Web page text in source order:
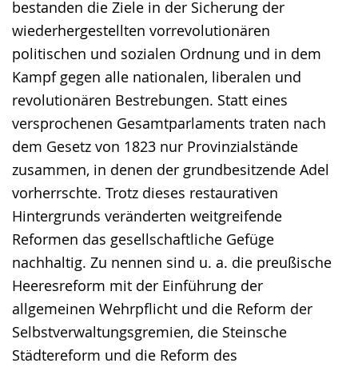
bestanden die Ziele in der Sicherung der
wiederhergestellten vorrevolutionären
politischen und sozialen Ordnung und in dem
Kampf gegen alle nationalen, liberalen und
revolutionären Bestrebungen. Statt eines
versprochenen Gesamtparlaments traten nach
dem Gesetz von 1823 nur Provinzialstände
zusammen, in denen der grundbesitzende Adel
vorherrschte. Trotz dieses restaurativen
Hintergrunds veränderten weitgreifende
Reformen das gesellschaftliche Gefüge
nachhaltig. Zu nennen sind u. a. die preußische
Heeresreform mit der Einführung der
allgemeinen Wehrpflicht und die Reform der
Selbstverwaltungsgremien, die Steinsche
Städtereform und die Reform des